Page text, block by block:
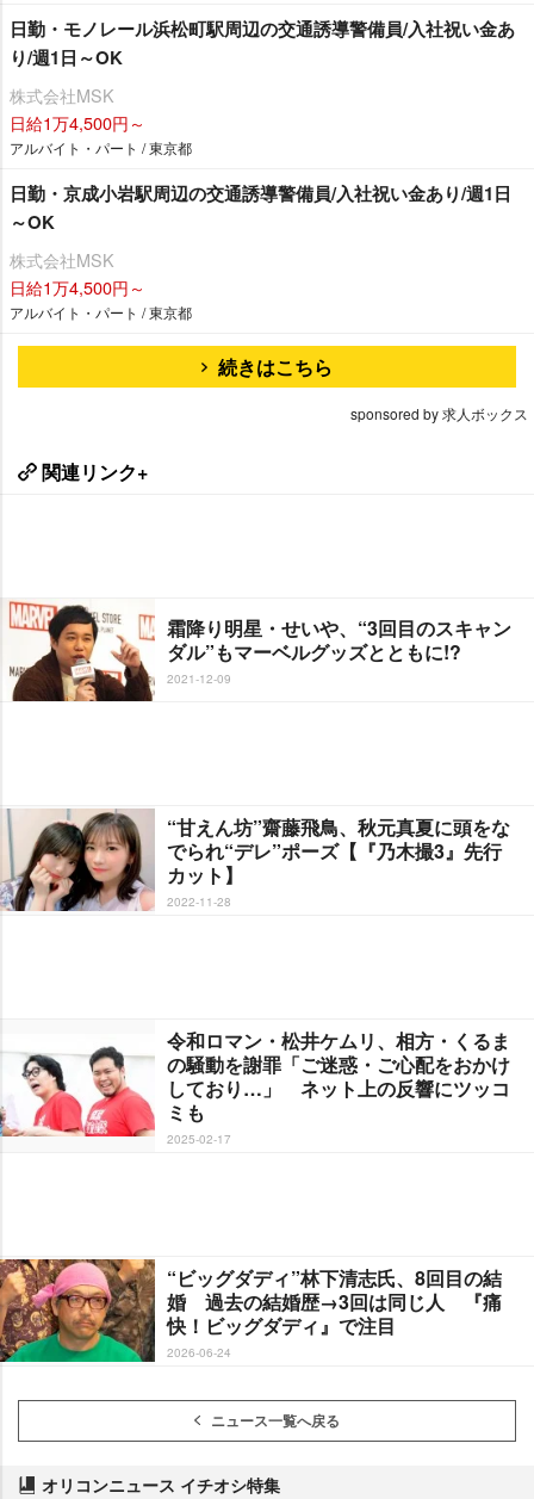
日勤・モノレール浜松町駅周辺の交通誘導警備員/入社祝い金あ
り/週1日～OK
株式会社MSK
日給1万4,500円～
アルバイト・パート / 東京都
日勤・京成小岩駅周辺の交通誘導警備員/入社祝い金あり/週1日
～OK
株式会社MSK
日給1万4,500円～
アルバイト・パート / 東京都
続きはこちら
sponsored by 求人ボックス
関連リンク+
霜降り明星・せいや、“3回目のスキャン
ダル”もマーベルグッズとともに!?
2021-12-09
“甘えん坊”齋藤飛鳥、秋元真夏に頭をな
でられ“デレ”ポーズ【『乃木撮3』先行
カット】
2022-11-28
令和ロマン・松井ケムリ、相方・くるま
の騒動を謝罪「ご迷惑・ご心配をおかけ
しており…」 ネット上の反響にツッコ
ミも
2025-02-17
“ビッグダディ”林下清志氏、8回目の結
婚 過去の結婚歴→3回は同じ人 『痛
快！ビッグダディ』で注目
2026-06-24
ニュース一覧へ戻る
オリコンニュース イチオシ特集